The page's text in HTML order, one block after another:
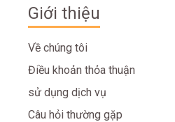
Giới thiệu
Về chúng tôi
Điều khoản thỏa thuận
sử dụng dịch vụ
Câu hỏi thường gặp